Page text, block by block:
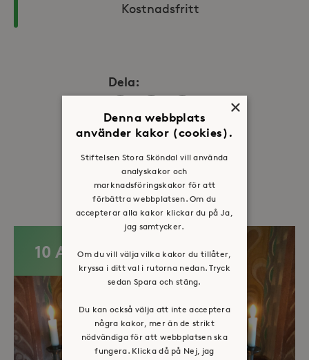
Kostnadsfritt
Dela:
Fler evenemang
10 AUG
×
Denna webbplats
använder kakor (cookies).
Stiftelsen Stora Sköndal vill använda
analyskakor och
marknadsföringskakor för att
förbättra webbplatsen. Om du
accepterar alla kakor klickar du på Ja,
jag samtycker.
Om du vill välja vilka kakor du tillåter,
kryssa i ditt val i rutorna nedan. Tryck
sedan Spara och stäng.
Du kan också välja att inte acceptera
några kakor, mer än de strikt
nödvändiga för att webbplatsen ska
fungera. Klicka då på Nej, jag